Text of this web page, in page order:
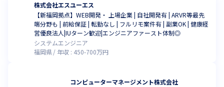
弊社代表の末光は、元々はエンジニアとして、i-modeの海外展開
支援や大規模トレーディングシステムの開発などに携わってきま
エンジニアを経験した末光だからこそ、エンジニアが働きやすい
環境を整えたいという強い考えがあり、
力を入れて取り組んでおります。
株式会社エスユーエス
【新福岡拠点】WEB開発・ 上場企業 | 自社開発有 | ARVR等最先
端分野も | 前給保証 | 転勤なし | フルリモ案件有 | 副業OK | 健康経
営優良法人|IUターン歓迎|エンジニアファースト体制◎
システムエンジニア
福岡県
年収 : 450-700万円
コンピューターマネージメント株式会社